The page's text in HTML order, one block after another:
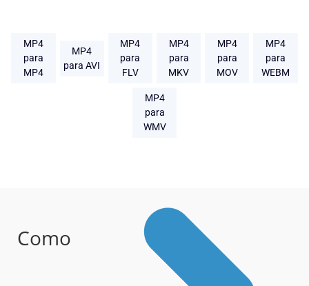
MP4
para
MP4
MP4
para AVI
MP4
para
FLV
MP4
para
MKV
MP4
para
MOV
MP4
para
WEBM
MP4
para
WMV
Como